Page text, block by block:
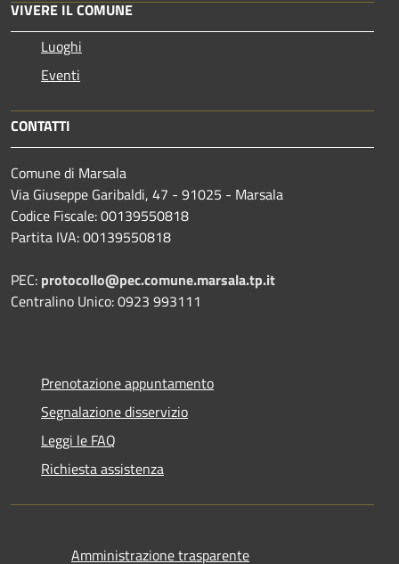
VIVERE IL COMUNE
Luoghi
Eventi
CONTATTI
Comune di Marsala
Via Giuseppe Garibaldi, 47 - 91025 - Marsala
Codice Fiscale: 00139550818
Partita IVA: 00139550818
PEC: protocollo@pec.comune.marsala.tp.it
Centralino Unico: 0923 993111
Prenotazione appuntamento
Segnalazione disservizio
Leggi le FAQ
Richiesta assistenza
Amministrazione trasparente